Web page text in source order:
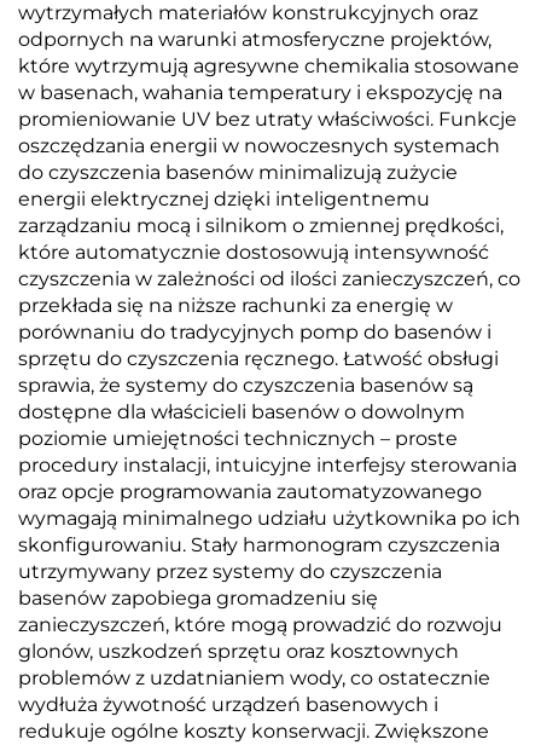
wytrzymałych materiałów konstrukcyjnych oraz
odpornych na warunki atmosferyczne projektów,
które wytrzymują agresywne chemikalia stosowane
w basenach, wahania temperatury i ekspozycję na
promieniowanie UV bez utraty właściwości. Funkcje
oszczędzania energii w nowoczesnych systemach
do czyszczenia basenów minimalizują zużycie
energii elektrycznej dzięki inteligentnemu
zarządzaniu mocą i silnikom o zmiennej prędkości,
które automatycznie dostosowują intensywność
czyszczenia w zależności od ilości zanieczyszczeń, co
przekłada się na niższe rachunki za energię w
porównaniu do tradycyjnych pomp do basenów i
sprzętu do czyszczenia ręcznego. Łatwość obsługi
sprawia, że systemy do czyszczenia basenów są
dostępne dla właścicieli basenów o dowolnym
poziomie umiejętności technicznych – proste
procedury instalacji, intuicyjne interfejsy sterowania
oraz opcje programowania zautomatyzowanego
wymagają minimalnego udziału użytkownika po ich
skonfigurowaniu. Stały harmonogram czyszczenia
utrzymywany przez systemy do czyszczenia
basenów zapobiega gromadzeniu się
zanieczyszczeń, które mogą prowadzić do rozwoju
glonów, uszkodzeń sprzętu oraz kosztownych
problemów z uzdatnianiem wody, co ostatecznie
wydłuża żywotność urządzeń basenowych i
redukuje ogólne koszty konserwacji. Zwiększone